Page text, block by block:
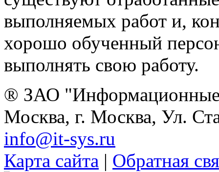
выполняемых работ и,
хорошо обученный
выполнять свою работу.
® ЗАО "Информационные
Москва, г. Москва, Ул.
info@it-sys.ru
Карта сайта | Обратная